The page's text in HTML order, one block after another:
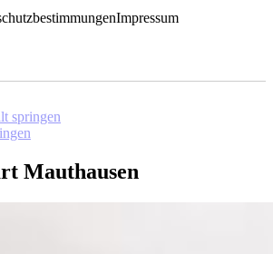
Impressum
springen
Mauthausen